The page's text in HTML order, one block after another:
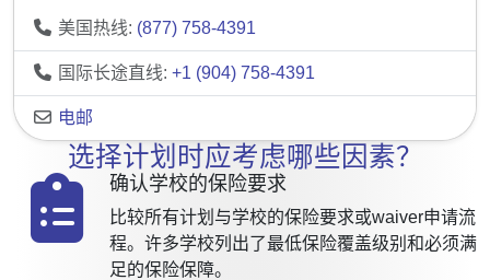
美国热线: (877) 758-4391
国际长途直线: +1 (904) 758-4391
电邮
选择计划时应考虑哪些因素？
确认学校的保险要求
比较所有计划与学校的保险要求或waiver申请流
程。许多学校列出了最低保险覆盖级别和必须满
足的保险保障。